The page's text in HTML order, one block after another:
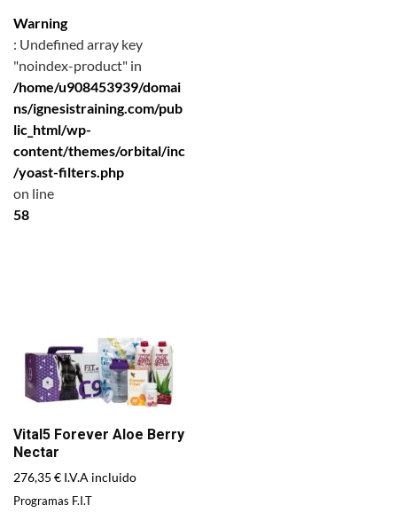
Warning
: Undefined array key
"noindex-product" in
/home/u908453939/domai
ns/ignesistraining.com/pub
lic_html/wp-
content/themes/orbital/inc
/yoast-filters.php
on line
58
Vital5 Forever Aloe Berry
Nectar
276,35 € I.V.A incluido
Programas F.I.T